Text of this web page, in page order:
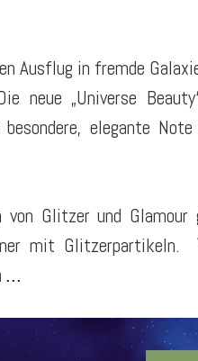
Ausflug in fremde
neue „Universe
elegante
von Glitzer und
mit Glitzerpartikeln.
…